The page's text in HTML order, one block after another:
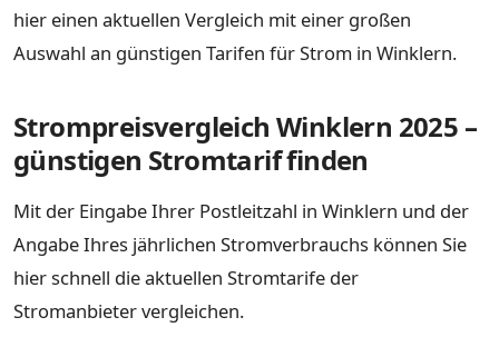
hier einen aktuellen Vergleich mit einer großen
Auswahl an günstigen Tarifen für Strom in Winklern.
Strompreisvergleich Winklern 2025 –
günstigen Stromtarif finden
Mit der Eingabe Ihrer Postleitzahl in Winklern und der
Angabe Ihres jährlichen Stromverbrauchs können Sie
hier schnell die aktuellen Stromtarife der
Stromanbieter vergleichen.